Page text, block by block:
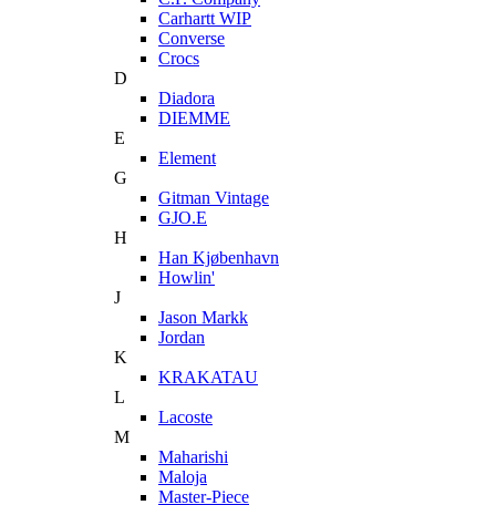
Carhartt WIP
Converse
Crocs
D
Diadora
DIEMME
E
Element
G
Gitman Vintage
GJO.E
H
Han Kjøbenhavn
Howlin'
J
Jason Markk
Jordan
K
KRAKATAU
L
Lacoste
M
Maharishi
Maloja
Master-Piece